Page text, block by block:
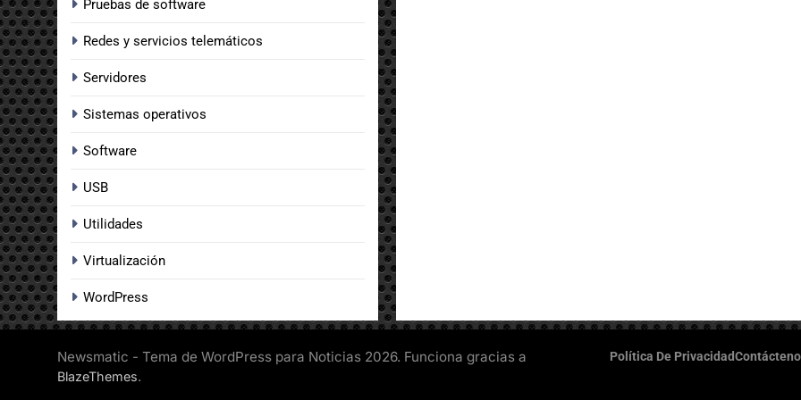
Pruebas de software
Redes y servicios telemáticos
Servidores
Sistemas operativos
Software
USB
Utilidades
Virtualización
WordPress
Newsmatic - Tema de WordPress para Noticias 2026. Funciona gracias a
BlazeThemes.
Política De Privacidad